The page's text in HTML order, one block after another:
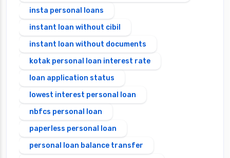
insta personal loans
instant loan without cibil
instant loan without documents
kotak personal loan interest rate
loan application status
lowest interest personal loan
nbfcs personal loan
paperless personal loan
personal loan balance transfer